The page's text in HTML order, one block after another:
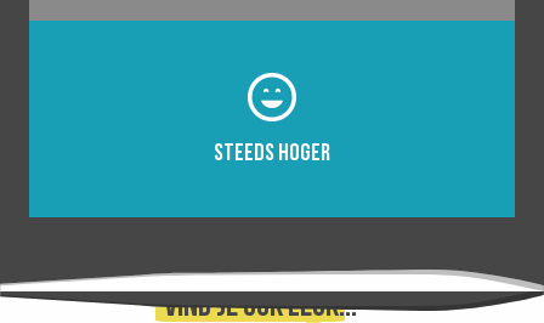
Steeds hoger
Vind je ook leuk...
L’ÉCHAPPÉE BELLE